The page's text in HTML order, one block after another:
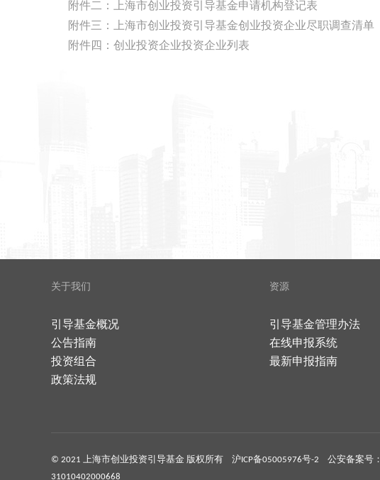
附件二：上海市创业投资引导基金申请机构登记表
附件三：上海市创业投资引导基金创业投资企业尽职调查清单
附件四：创业投资企业投资企业列表
关于我们
引导基金概况
公告指南
投资组合
政策法规
资源
引导基金管理办法
在线申报系统
最新申报指南
© 2021 上海市创业投资引导基金 版权所有 沪ICP备05005976号-2 公安备案号：
31010402000668